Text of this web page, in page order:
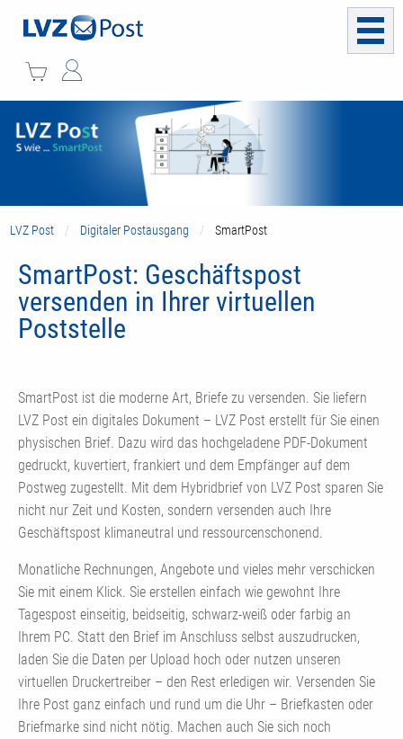
LVZ Post Digitaler Postausgang SmartPost
SmartPost: Geschäftspost
versenden in Ihrer virtuellen
Poststelle
SmartPost ist die moderne Art, Briefe zu versenden. Sie liefern
LVZ Post ein digitales Dokument – LVZ Post erstellt für Sie einen
physischen Brief. Dazu wird das hochgeladene PDF-Dokument
gedruckt, kuvertiert, frankiert und dem Empfänger auf dem
Postweg zugestellt. Mit dem Hybridbrief von LVZ Post sparen Sie
nicht nur Zeit und Kosten, sondern versenden auch Ihre
Geschäftspost klimaneutral und ressourcenschonend.
Monatliche Rechnungen, Angebote und vieles mehr verschicken
Sie mit einem Klick. Sie erstellen einfach wie gewohnt Ihre
Tagespost einseitig, beidseitig, schwarz-weiß oder farbig an
Ihrem PC. Statt den Brief im Anschluss selbst auszudrucken,
laden Sie die Daten per Upload hoch oder nutzen unseren
virtuellen Druckertreiber – den Rest erledigen wir. Versenden Sie
Ihre Post ganz einfach und rund um die Uhr – Briefkasten oder
Briefmarke sind nicht nötig. Machen auch Sie sich noch